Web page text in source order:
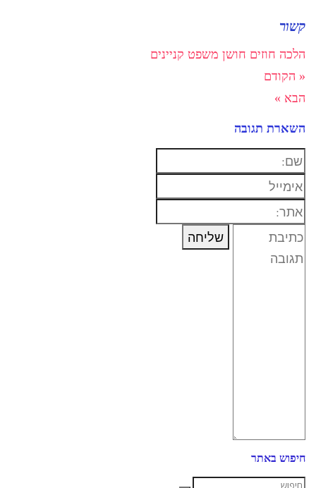
קשור
הלכה חוזים חושן משפט קניינים
« הקודם
הבא »
השארת תגובה
חיפוש באתר